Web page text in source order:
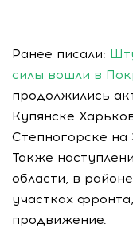
Ранее писали:
силы вошли в
продолжились
Купянске
Степногорске
Также
области, в
участках
продвижение.